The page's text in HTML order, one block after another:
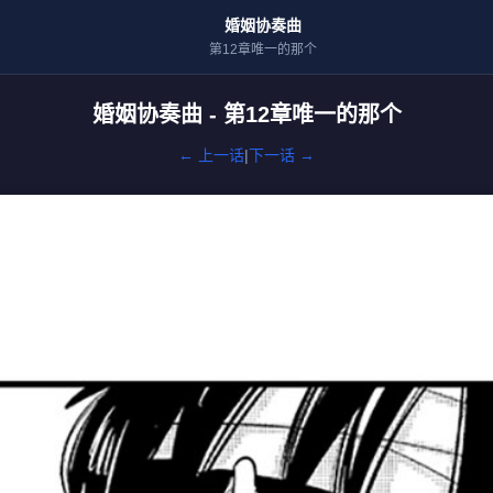
婚姻协奏曲
第12章唯一的那个
婚姻协奏曲 - 第12章唯一的那个
← 上一话|下一话 →